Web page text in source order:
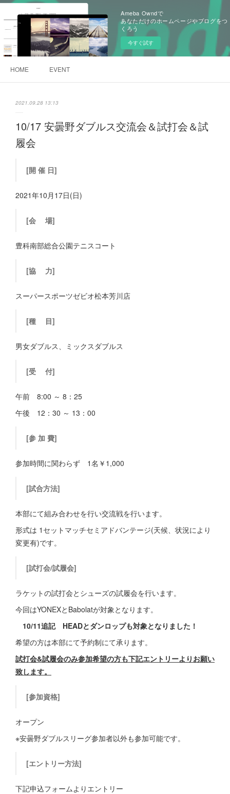
Ameba Owndで
あなただけのホームページやブログをつ
くろう
今すぐ試す
HOME EVENT
2021.09.28 13:13
10/17 安曇野ダブルス交流会＆試打会＆試
履会
[開 催 日]
2021年10月17日(日)
[会 場]
豊科南部総合公園テニスコート
[協 力]
スーパースポーツゼビオ松本芳川店
[種 目]
男女ダブルス、ミックスダブルス
[受 付]
午前 8:00 ～ 8：25
午後 12：30 ～ 13：00
[参 加 費]
参加時間に関わらず 1名￥1,000
[試合方法]
本部にて組み合わせを行い交流戦を行います。
形式は 1セットマッチセミアドバンテージ(天候、状況により
変更有)です。
[試打会/試履会]
ラケットの試打会とシューズの試履会を行います。
今回はYONEXとBabolatが対象となります。
10/11追記 HEADとダンロップも対象となりました！
希望の方は本部にて予約制にて承ります。
試打会&試履会のみ参加希望の方も下記エントリーよりお願い
致します。
[参加資格]
オープン
※安曇野ダブルスリーグ参加者以外も参加可能です。
[エントリー方法]
下記申込フォームよりエントリー